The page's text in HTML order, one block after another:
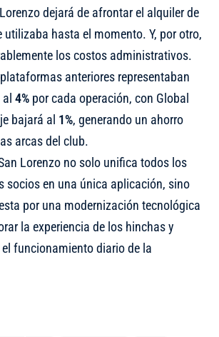
dejará de afrontar el alquiler de
utilizaba hasta el momento. Y, por otro,
los costos administrativos.
anteriores representaban
4% por cada operación, con Global
bajará al 1%, generando un ahorro
arcas del club.
Lorenzo no solo unifica todos los
socios en una única aplicación, sino
por una modernización tecnológica
la experiencia de los hinchas y
funcionamiento diario de la